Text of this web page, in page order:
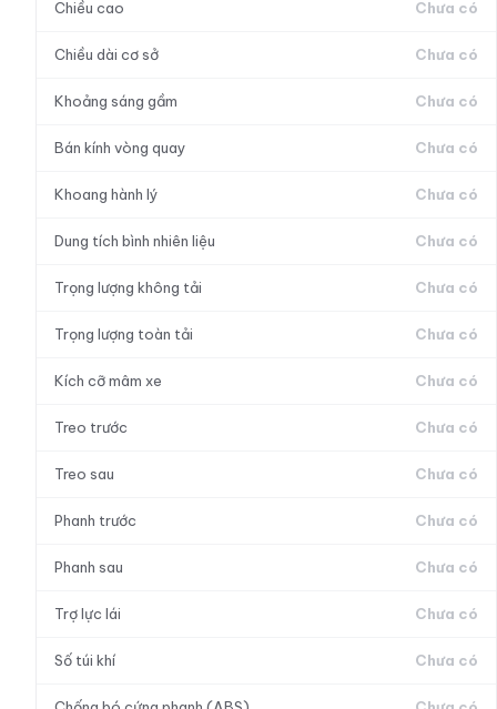
Chiều cao Chưa có
Chiều dài cơ sở Chưa có
Khoảng sáng gầm Chưa có
Bán kính vòng quay Chưa có
Khoang hành lý Chưa có
Dung tích bình nhiên liệu Chưa có
Trọng lượng không tải Chưa có
Trọng lượng toàn tải Chưa có
Kích cỡ mâm xe Chưa có
Treo trước Chưa có
Treo sau Chưa có
Phanh trước Chưa có
Phanh sau Chưa có
Trợ lực lái Chưa có
Số túi khí Chưa có